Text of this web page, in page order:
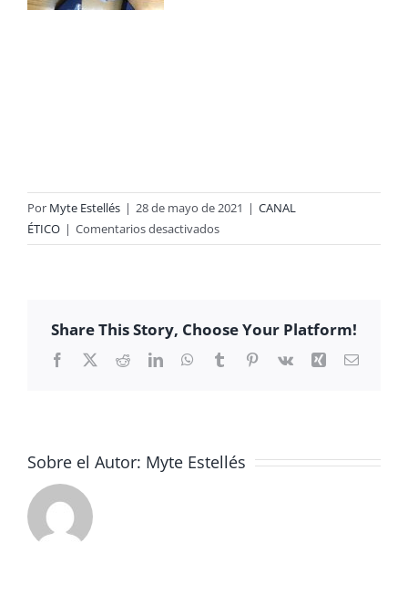
Por Myte Estellés | 28 de mayo de 2021 | CANAL
ÉTICO | Comentarios desactivadosen
PROYECTO
TANGRAM
Share This Story, Choose Your Platform!
Facebook
X RedditLinkedInWhatsApp
TumblrPinterest
Vk Xing Correo
Sobre el Autor: Myte Estellés